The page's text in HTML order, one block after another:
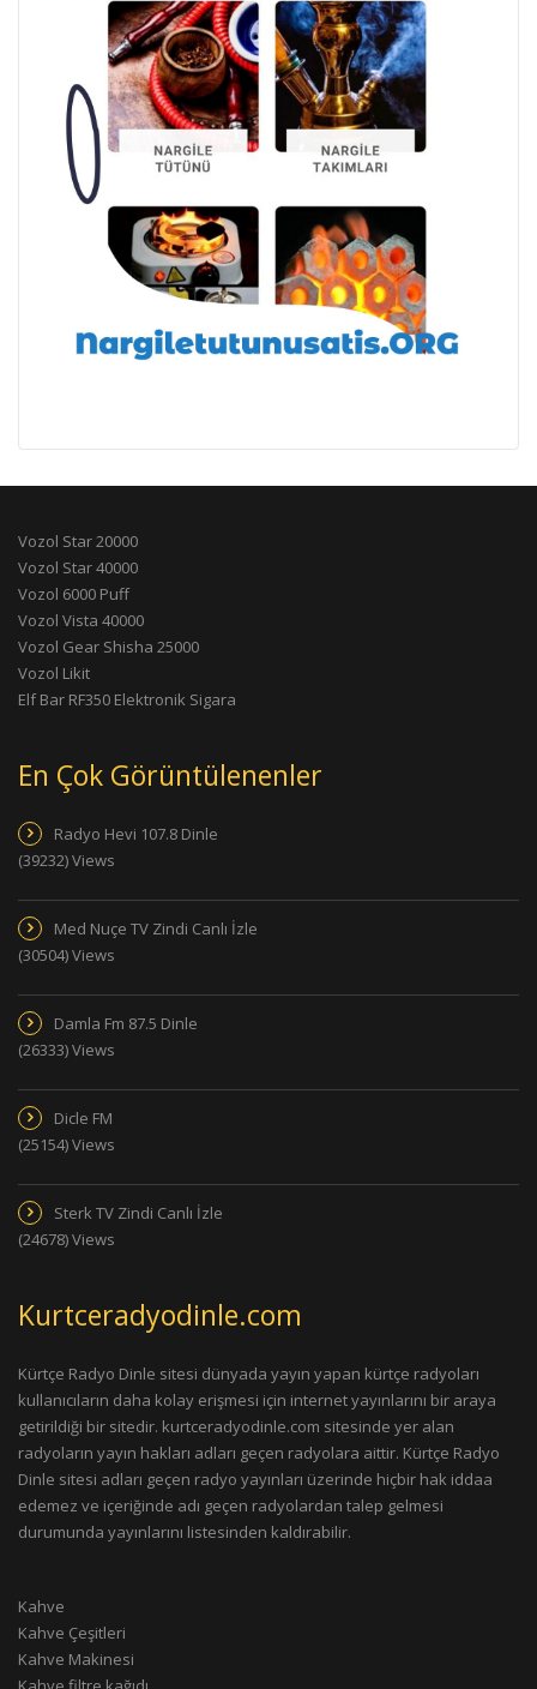
Vozol Star 20000
Vozol Star 40000
Vozol 6000 Puff
Vozol Vista 40000
Vozol Gear Shisha 25000
Vozol Likit
Elf Bar RF350 Elektronik Sigara
En Çok Görüntülenenler
Radyo Hevi 107.8 Dinle
(39232) Views
Med Nuçe TV Zindi Canlı İzle
(30504) Views
Damla Fm 87.5 Dinle
(26333) Views
Dicle FM
(25154) Views
Sterk TV Zindi Canlı İzle
(24678) Views
Kurtceradyodinle.com
Kürtçe Radyo Dinle sitesi dünyada yayın yapan kürtçe radyoları
kullanıcıların daha kolay erişmesi için internet yayınlarını bir araya
getirildiği bir sitedir. kurtceradyodinle.com sitesinde yer alan
radyoların yayın hakları adları geçen radyolara aittir. Kürtçe Radyo
Dinle sitesi adları geçen radyo yayınları üzerinde hiçbir hak iddaa
edemez ve içeriğinde adı geçen radyolardan talep gelmesi
durumunda yayınlarını listesinden kaldırabilir.
Kahve
Kahve Çeşitleri
Kahve Makinesi